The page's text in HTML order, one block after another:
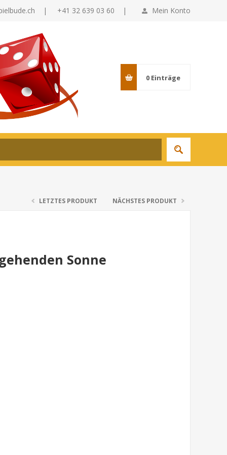
Mein Konto
| +41 32 639 03 60 |
0 Einträge
LETZTES PRODUKT NÄCHSTES PRODUKT
Sonne